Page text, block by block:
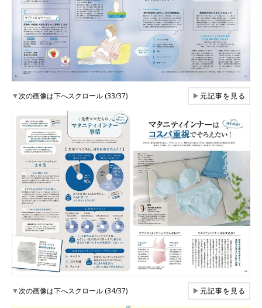
▼次の画像は下へスクロール (33/37) ▶元記事を見る
▼次の画像は下へスクロール (34/37) ▶元記事を見る